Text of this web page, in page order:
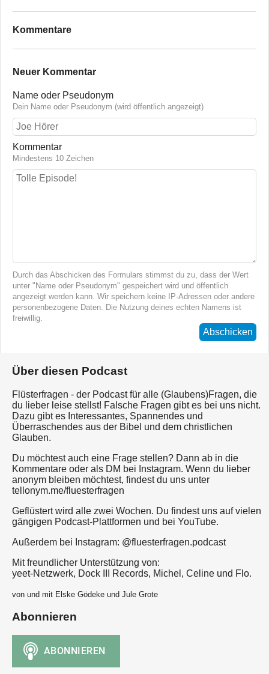
Kommentare
Neuer Kommentar
Name oder Pseudonym
Dein Name oder Pseudonym (wird öffentlich angezeigt)
Kommentar
Mindestens 10 Zeichen
Durch das Abschicken des Formulars stimmst du zu, dass der Wert
unter "Name oder Pseudonym" gespeichert wird und öffentlich
angezeigt werden kann. Wir speichern keine IP-Adressen oder andere
personenbezogene Daten. Die Nutzung deines echten Namens ist
freiwillig.
Abschicken
Über diesen Podcast
Flüsterfragen - der Podcast für alle (Glaubens)Fragen, die
du lieber leise stellst! Falsche Fragen gibt es bei uns nicht.
Dazu gibt es Interessantes, Spannendes und
Überraschendes aus der Bibel und dem christlichen
Glauben.
Du möchtest auch eine Frage stellen? Dann ab in die
Kommentare oder als DM bei Instagram. Wenn du lieber
anonym bleiben möchtest, findest du uns unter
tellonym.me/fluesterfragen
Geflüstert wird alle zwei Wochen. Du findest uns auf vielen
gängigen Podcast-Plattformen und bei YouTube.
Außerdem bei Instagram: @fluesterfragen.podcast
Mit freundlicher Unterstützung von:
yeet-Netzwerk, Dock III Records, Michel, Celine und Flo.
von und mit Elske Gödeke und Jule Grote
Abonnieren